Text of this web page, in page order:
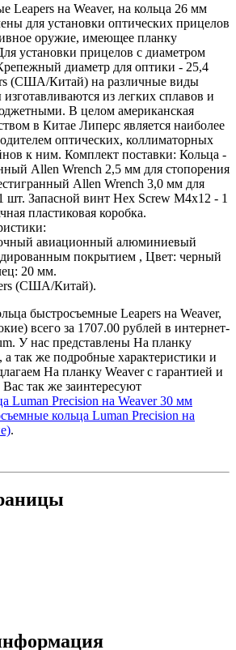
Leapers на Weaver, на кольца 26 мм
для установки оптических прицелов
оружие, имеющее планку
установки прицелов с диаметром
диаметр для оптики - 25,4
(США/Китай) на различные виды
из легких сплавов и
В целом американская
в Китае Липерс является наиболее
оптических, коллиматорных
к ним. Комплект поставки: Кольца -
Allen Wrench 2,5 мм для стопорения
Allen Wrench 3,0 мм для
шт. Запасной винт Hex Screw М4х12 - 1
пластиковая коробка.
авиационный алюминиевый
покрытием , Цвет: черный
20 мм.
(США/Китай).
быстросъемные Leapers на Weaver,
всего за 1707.00 рублей в интернет-
У нас представлены На планку
так же подробные характеристики и
На планку Weaver с гарантией и
так же заинтересуют
Luman Precision на Weaver 30 мм
кольца Luman Precision на
.